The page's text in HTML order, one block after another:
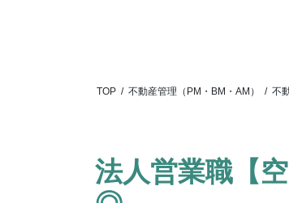
TOP / 不動産管理（PM・BM・AM） / 不
法人営業職【